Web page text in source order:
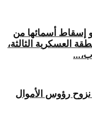
إسقاط أسمائها من
العسكرية الثالثة،
رؤوس الأموال